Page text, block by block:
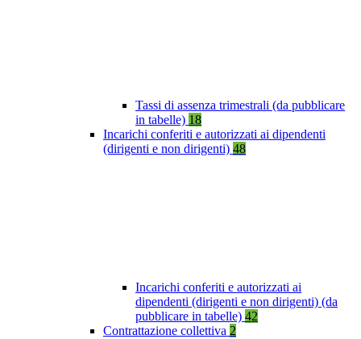
Tassi di assenza trimestrali (da pubblicare
in tabelle) 18
Incarichi conferiti e autorizzati ai dipendenti
(dirigenti e non dirigenti) 48
Incarichi conferiti e autorizzati ai
dipendenti (dirigenti e non dirigenti) (da
pubblicare in tabelle) 42
Contrattazione collettiva 2